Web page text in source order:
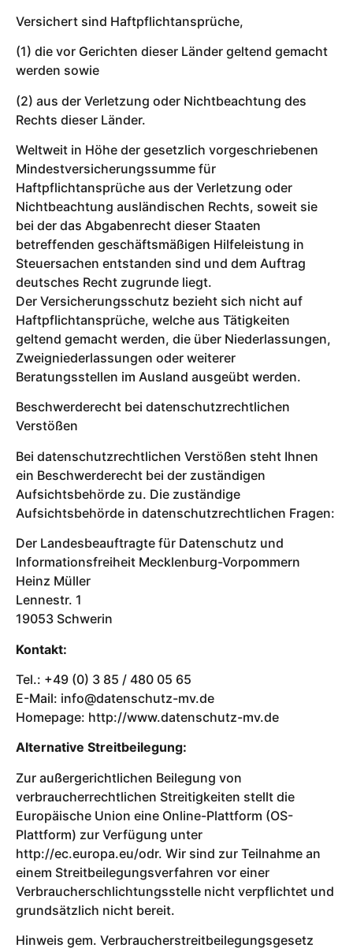
Versichert sind Haftpflichtansprüche,
(1) die vor Gerichten dieser Länder geltend gemacht
werden sowie
(2) aus der Verletzung oder Nichtbeachtung des
Rechts dieser Länder.
Weltweit in Höhe der gesetzlich vorgeschriebenen
Mindestversicherungssumme für
Haftpflichtansprüche aus der Verletzung oder
Nichtbeachtung ausländischen Rechts, soweit sie
bei der das Abgabenrecht dieser Staaten
betreffenden geschäftsmäßigen Hilfeleistung in
Steuersachen entstanden sind und dem Auftrag
deutsches Recht zugrunde liegt.
Der Versicherungsschutz bezieht sich nicht auf
Haftpflichtansprüche, welche aus Tätigkeiten
geltend gemacht werden, die über Niederlassungen,
Zweigniederlassungen oder weiterer
Beratungsstellen im Ausland ausgeübt werden.
Beschwerderecht bei datenschutzrechtlichen
Verstößen
Bei datenschutzrechtlichen Verstößen steht Ihnen
ein Beschwerderecht bei der zuständigen
Aufsichtsbehörde zu. Die zuständige
Aufsichtsbehörde in datenschutzrechtlichen Fragen:
Der Landesbeauftragte für Datenschutz und
Informationsfreiheit Mecklenburg-Vorpommern
Heinz Müller
Lennestr. 1
19053 Schwerin
Kontakt:
Tel.: +49 (0) 3 85 / 480 05 65
E-Mail: info@datenschutz-mv.de
Homepage: http://www.datenschutz-mv.de
Alternative Streitbeilegung:
Zur außergerichtlichen Beilegung von
verbraucherrechtlichen Streitigkeiten stellt die
Europäische Union eine Online-Plattform (OS-
Plattform) zur Verfügung unter
http://ec.europa.eu/odr. Wir sind zur Teilnahme an
einem Streitbeilegungsverfahren vor einer
Verbraucherschlichtungsstelle nicht verpflichtet und
grundsätzlich nicht bereit.
Hinweis gem. Verbraucherstreitbeilegungsgesetz